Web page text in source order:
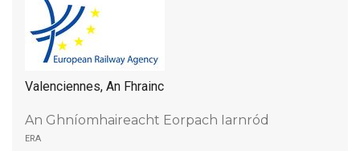
Valenciennes, An Fhrainc
An Ghníomhaireacht Eorpach Iarnród
era